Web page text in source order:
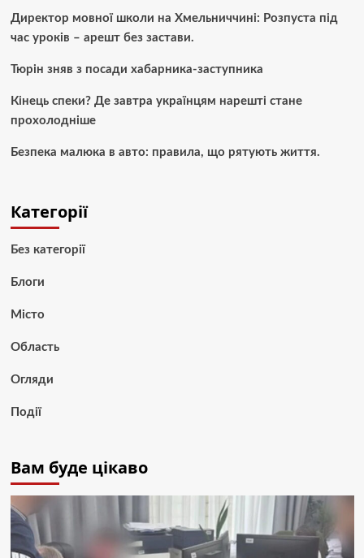
Директор мовної школи на Хмельниччині: Розпуста під
час уроків – арешт без застави.
Тюрін зняв з посади хабарника-заступника
Кінець спеки? Де завтра українцям нарешті стане
прохолодніше
Безпека малюка в авто: правила, що рятують життя.
Категорії
Без категорії
Блоги
Місто
Область
Огляди
Події
Вам буде цікаво